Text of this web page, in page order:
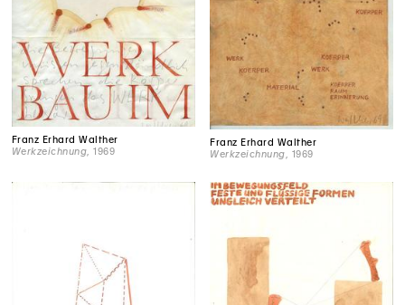
Franz Erhard Walther
Werkzeichnung , 1969
Franz Erhard Walther
Werkzeichnung , 1969